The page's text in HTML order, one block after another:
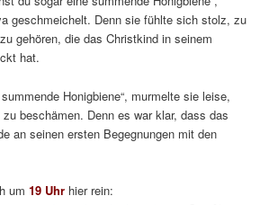
geschmeichelt. Denn sie fühlte sich stolz, zu
gehören, die das Christkind in seinem
hat.
Honigbiene“, murmelte sie leise,
beschämen. Denn es war klar, dass das
an seinen ersten Begegnungen mit den
um19 Uhr hier rein: